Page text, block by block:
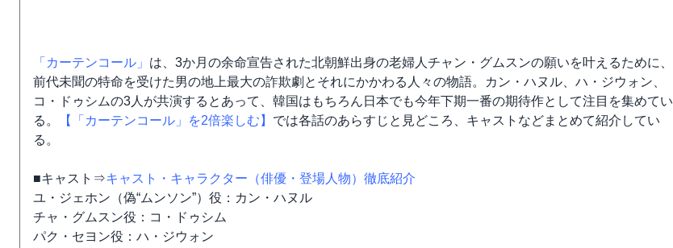
「カーテンコール」 は、3か月の余命宣告された北朝鮮出身の老婦人チャン・グムスンの願いを叶えるために、
前代未聞の特命を受けた男の地上最大の詐欺劇とそれにかかわる人々の物語。カン・ハヌル、ハ・ジウォン、
コ・ドゥシムの3人が共演するとあって、韓国はもちろん日本でも今年下期一番の期待作として注目を集めてい
る。
【「カーテンコール」を2倍楽しむ】 では各話のあらすじと見どころ、キャストなどまとめて紹介してい
る。
■キャスト⇒キャスト・キャラクター（俳優・登場人物）徹底紹介
ユ・ジェホン（偽“ムンソン”）役：カン・ハヌル
チャ・グムスン役：コ・ドゥシム
パク・セヨン役：ハ・ジウォン